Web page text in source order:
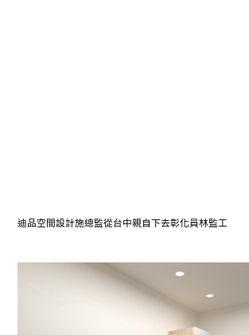
迪品空間設計施總監從台中親自下去彰化員林監工